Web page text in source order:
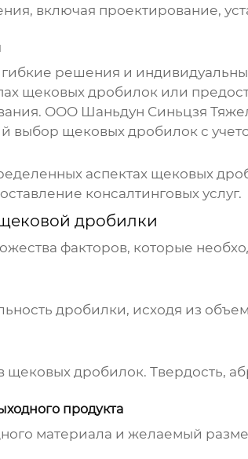
включая проектирование,
гибкие решения и
щековых дробилокили
ООО Шаньдун Синьцзя
выбор щековых дробилокс
аспектах щековых
консалтинговых услуг.
дробилки
факторов, которые
дробилки, исходя из
щековых дробилок. Твердость,
продукта
материала и желаемый